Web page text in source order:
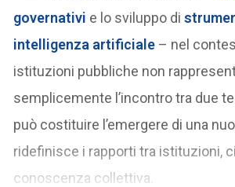
governativi e lo sviluppo di
intelligenza artificiale – nel
istituzioni pubbliche non
semplicemente l’incontro tra due
può costituire l’emergere di una
ridefinisce i rapporti tra istituzioni,
conoscenza collettiva.